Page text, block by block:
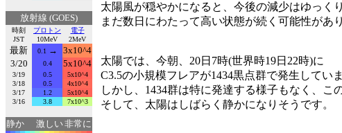
放射線 (GOES)
時刻
JST
プロトン
10MeV
電子
2MeV
最新 0.1→
3x10^4
3/20
0.4 5x10^4
3/19 0.5
5x10^4
3/18
0.5
4x10^4
3/17
1.2
5x10^4
3/16
3.8 7x10^3
静か 激しい非常に
太陽風が穏やかになると、今後の減少はゆっく
まだ数日にわたって高い状態が続く可能性があ
太陽では、今朝、20日7時(世界時19日22時)に
C3.5の小規模フレアが1434黒点群で発生していま
しかし、1434群は特に発達する様子もなく、こ
そして、太陽はしばらく静かになりそうです。